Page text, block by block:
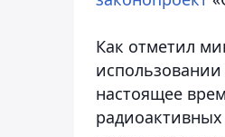
Как отметил
настоящее